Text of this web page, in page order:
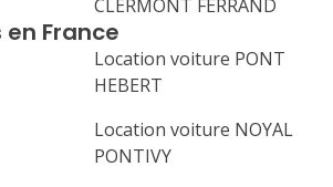
CLERMONT FERRAND
France
Location voiture PONT
HEBERT
Location voiture NOYAL
PONTIVY